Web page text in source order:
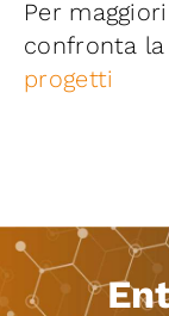
Per
confronta
progetti